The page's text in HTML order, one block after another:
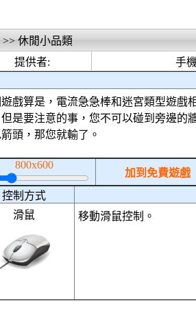
>> 休閒小品類
提供者:
手
戲算是，電流急急棒和迷宮類型遊戲
是要注意的事，您不可以碰到旁邊的
頭，那您就輸了。
800x600
加到免費遊戲
控制方式
滑鼠
移動滑鼠控制。